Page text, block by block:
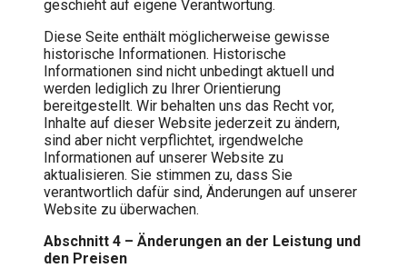
geschieht auf eigene Verantwortung.
Diese Seite enthält möglicherweise gewisse
historische Informationen. Historische
Informationen sind nicht unbedingt aktuell und
werden lediglich zu Ihrer Orientierung
bereitgestellt. Wir behalten uns das Recht vor,
Inhalte auf dieser Website jederzeit zu ändern,
sind aber nicht verpflichtet, irgendwelche
Informationen auf unserer Website zu
aktualisieren. Sie stimmen zu, dass Sie
verantwortlich dafür sind, Änderungen auf unserer
Website zu überwachen.
Abschnitt 4 – Änderungen an der Leistung und
den Preisen